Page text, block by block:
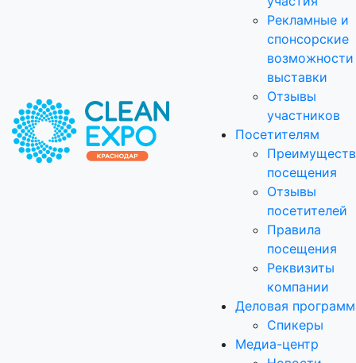
Рекламные и
спонсорские
возможности
выставки
Отзывы
участников
Посетителям
посещения
Отзывы
посетителей
Правила
посещения
Реквизиты
компании
Деловая
Спикеры
Медиа-центр